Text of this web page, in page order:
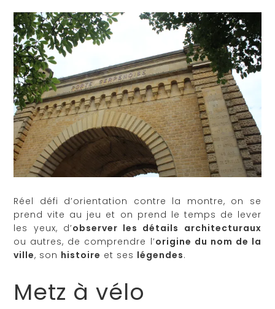
Réel défi d’orientation contre la montre, on se
prend vite au jeu et on prend le temps de lever
les yeux, d’observer les détails architecturaux
ou autres, de comprendre l’origine du nom de la
ville, son histoire et ses légendes.
Metz à vélo